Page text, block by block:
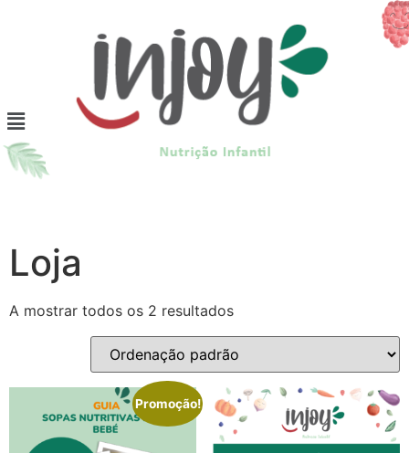
Loja
A mostrar todos os 2 resultados
Promoção!